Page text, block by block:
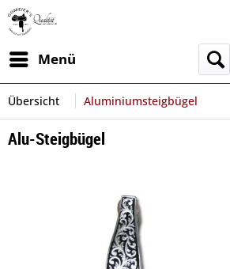
Menü
Übersicht Aluminiumsteigbügel
Alu-Steigbügel